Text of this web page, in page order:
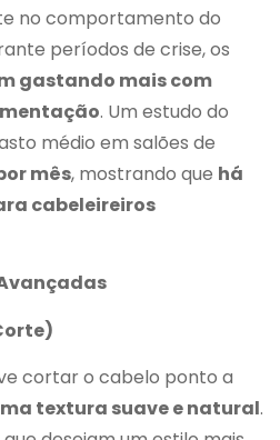
no comportamento do
períodos de crise, os
gastando mais com
. Um estudo do
médio em salões de
mês, mostrando que há
cabeleireiros
cortar o cabelo ponto a
textura suave e natural.